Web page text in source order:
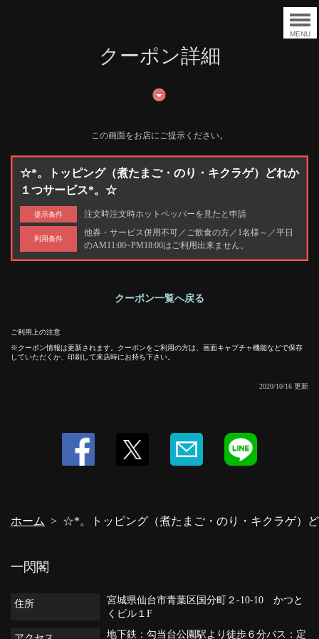
MENU
クーポン詳細
この画面をお店にご提示ください。
☆*。トッピング（煮たまご・のり・キクラゲ）どれか
１つサービス*。☆
提示条件 注文時注文時ホットペッパーを見たと申請
利用条件
他券・サービス併用不可／ご飲食の方／1名様～／平日
のAM11:00~PM18:00はご利用出来ません。
クーポン一覧へ戻る
ご利用上の注意
クーポン情報は更新されます。クーポンをご利用の方は、画面キャプチャ機能などで保存
していただくか、印刷して来店時にお持ち下さい。
2020/10/16 更新
ホーム ☆*。トッピング（煮たまご・のり・キクラゲ）
宮城県仙台市青葉区国分町２-10‐10 かつとくビル１F
https://issenkaku.owst.jp/coupons/4544768
一閃閣
住所
宮城県仙台市青葉区国分町２-10‐10 かつと
くビル１F
地下鉄：勾当台公園駅より徒歩６分バス：定